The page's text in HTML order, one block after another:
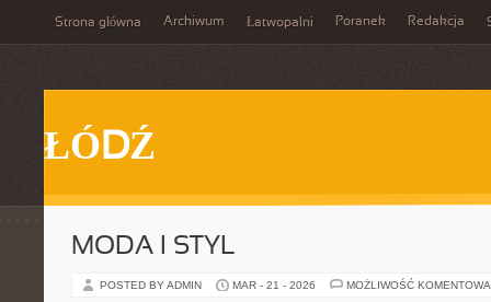
Strona główna Archiwum Łatwopalni Poranek Redakcja
ŁÓDŹ
MODA I STYL
POSTED BY ADMIN MAR - 21 - 2026 MOŻLIWOŚĆ